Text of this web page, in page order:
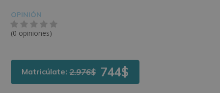
OPINIÓN
(0 opiniones)
Matricúlate:2.976$ 744$